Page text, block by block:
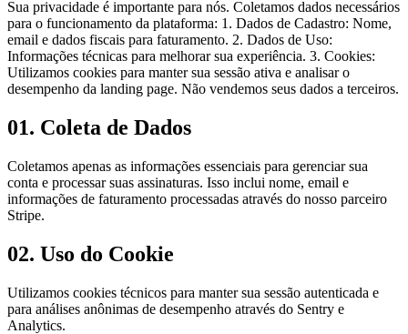
Sua privacidade é importante para nós. Coletamos dados necessários
para o funcionamento da plataforma: 1. Dados de Cadastro: Nome,
email e dados fiscais para faturamento. 2. Dados de Uso:
Informações técnicas para melhorar sua experiência. 3. Cookies:
Utilizamos cookies para manter sua sessão ativa e analisar o
desempenho da landing page. Não vendemos seus dados a terceiros.
01. Coleta de Dados
Coletamos apenas as informações essenciais para gerenciar sua
conta e processar suas assinaturas. Isso inclui nome, email e
informações de faturamento processadas através do nosso parceiro
Stripe.
02. Uso do Cookie
Utilizamos cookies técnicos para manter sua sessão autenticada e
para análises anônimas de desempenho através do Sentry e
Analytics.